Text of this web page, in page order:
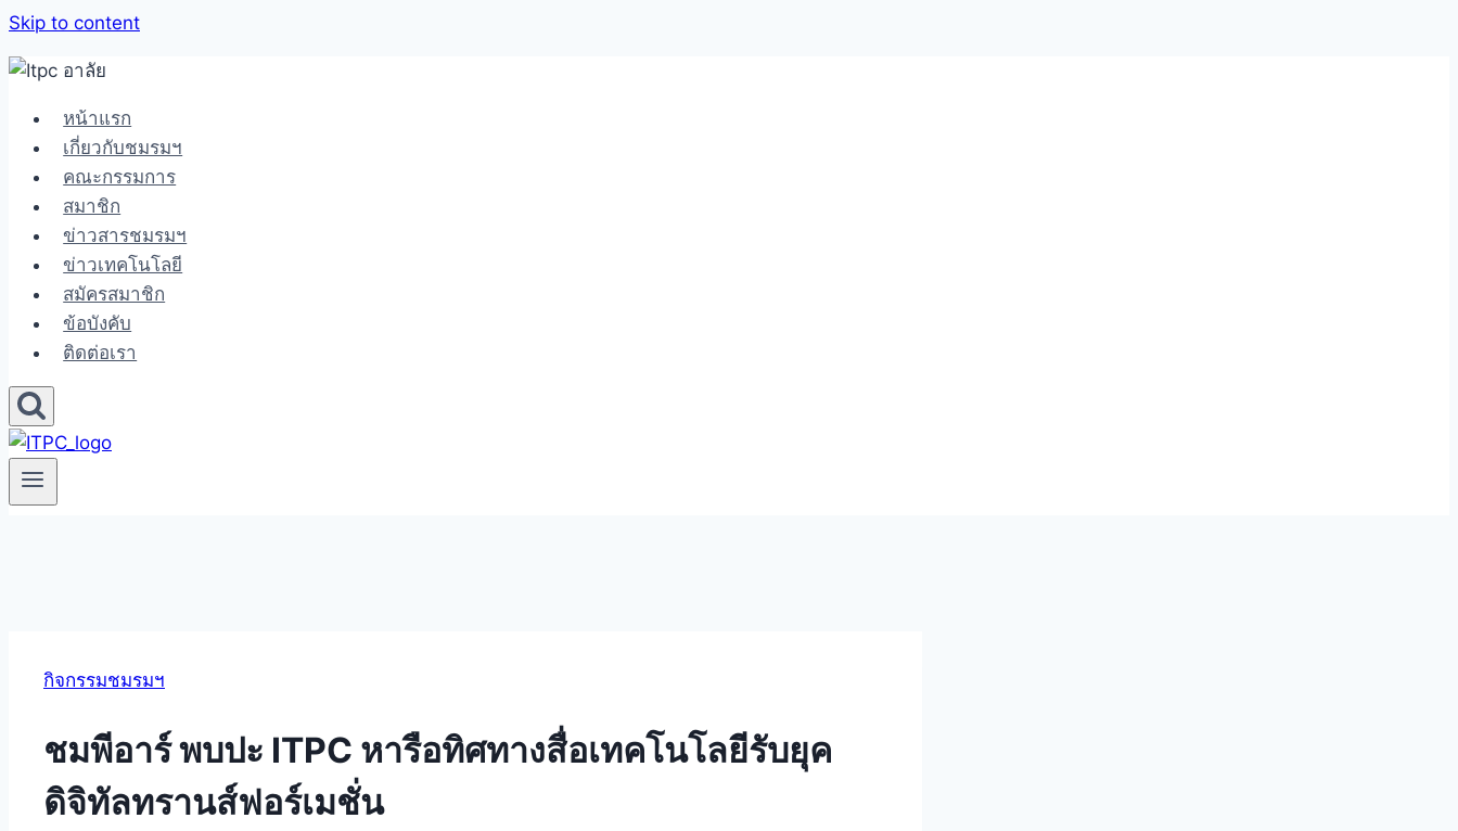
Skip to content
หน้าแรก
เกี่ยวกับชมรมฯ
คณะกรรมการ
สมาชิก
ข่าวสารชมรมฯ
ข่าวเทคโนโลยี
สมัครสมาชิก
ข้อบังคับ
ติดต่อเรา
กิจกรรมชมรมฯ
ชมพีอาร์ พบปะ ITPC หารือทิศทางสื่อเทคโนโลยีรับยุค
ดิจิทัลทรานส์ฟอร์เมชั่น